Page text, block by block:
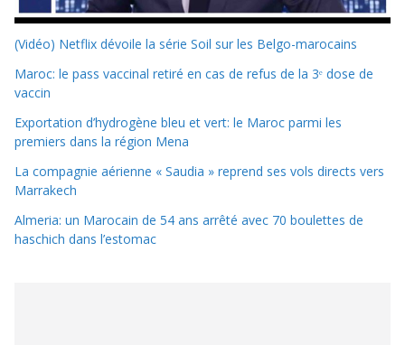
(Vidéo) Netflix dévoile la série Soil sur les Belgo-marocains
Maroc: le pass vaccinal retiré en cas de refus de la 3ᵉ dose de
vaccin
Exportation d’hydrogène bleu et vert: le Maroc parmi les
premiers dans la région Mena
La compagnie aérienne « Saudia » reprend ses vols directs vers
Marrakech
Almeria: un Marocain de 54 ans arrêté avec 70 boulettes de
haschich dans l’estomac